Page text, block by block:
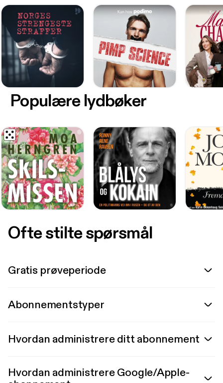
Populære lydbøker
Ofte stilte spørsmål
Gratis prøveperiode
Abonnementstyper
Hvordan administrere ditt abonnement
Hvordan administrere Google/Apple-